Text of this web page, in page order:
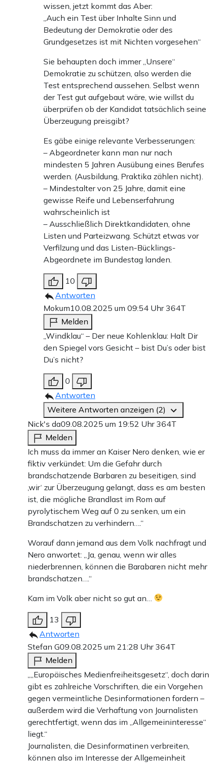
wissen, jetzt kommt das Aber:
„Auch ein Test über Inhalte Sinn und
Bedeutung der Demokratie oder des
Grundgesetzes ist mit Nichten vorgesehen“
Sie behaupten doch immer „Unsere“
Demokratie zu schützen, also werden die
Test entsprechend aussehen. Selbst wenn
der Test gut aufgebaut wäre, wie willst du
überprüfen ob der Kandidat tatsächlich seine
Überzeugung preisgibt?
Es gäbe einige relevante Verbesserungen:
– Abgeordneter kann man nur nach
mindesten 5 Jahren Ausübung eines Berufes
werden. (Ausbildung, Praktika zählen nicht).
– Mindestalter von 25 Jahre, damit eine
gewisse Reife und Lebenserfahrung
wahrscheinlich ist
– Ausschließlich Direktkandidaten, ohne
Listen und Parteizwang. Schützt etwas vor
Verfilzung und das Listen-Bücklings-
Abgeordnete im Bundestag landen.
10
Antworten
Mokum10.08.2025 um 09:54 Uhr364T
Melden
„Windklau“ – Der neue Kohlenklau: Halt Dir
den Spiegel vors Gesicht – bist Du’s oder bist
Du’s nicht?
0
Antworten
Weitere Antworten anzeigen (2)
Nick's da09.08.2025 um 19:52 Uhr364T
Melden
Ich muss da immer an Kaiser Nero denken, wie er
fiktiv verkündet: Um die Gefahr durch
brandschatzende Barbaren zu beseitigen, sind
‚wir‘ zur Überzeugung gelangt, dass es am besten
ist, die mögliche Brandlast im Rom auf
pyrolytischem Weg auf 0 zu senken, um ein
Brandschatzen zu verhindern….“
Worauf dann jemand aus dem Volk nachfragt und
Nero anwortet: „Ja, genau, wenn wir alles
niederbrennen, können die Barabaren nicht mehr
brandschatzen….“
Kam im Volk aber nicht so gut an…
13
Antworten
Stefan G09.08.2025 um 21:28 Uhr364T
Melden
„„Europäisches Medienfreiheitsgesetz“, doch darin
gibt es zahlreiche Vorschriften, die ein Vorgehen
gegen vermeintliche Desinformationen fordern –
außerdem wird die Verhaftung von Journalisten
gerechtfertigt, wenn das im „Allgemeininteresse“
liegt.“
Journalisten, die Desinformatinen verbreiten,
können also im Interesse der Allgemeinheit